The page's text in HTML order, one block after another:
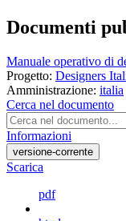
Documenti
Manuale operativo di
Progetto: Designers
Amministrazione: italia
Cerca nel documento
Informazioni
versione-corrente
Scarica
pdf